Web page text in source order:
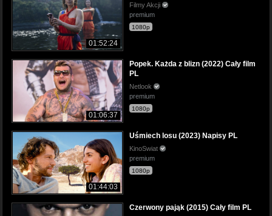
01:52:24
Filmy Akcji
premium
1080p
01:06:37
Popek. Każda z blizn (2022) Cały film
PL
Netlook
premium
1080p
01:44:03
Uśmiech losu (2023) Napisy PL
KinoSwiat
premium
1080p
Czerwony pająk (2015) Cały film PL